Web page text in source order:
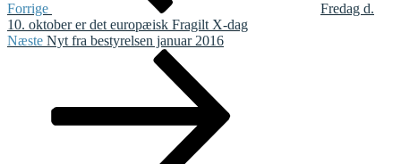
Forrige
Fredag d.
10. oktober er det europæisk Fragilt X-dag
Næste
Næste Nyt fra bestyrelsen januar 2016